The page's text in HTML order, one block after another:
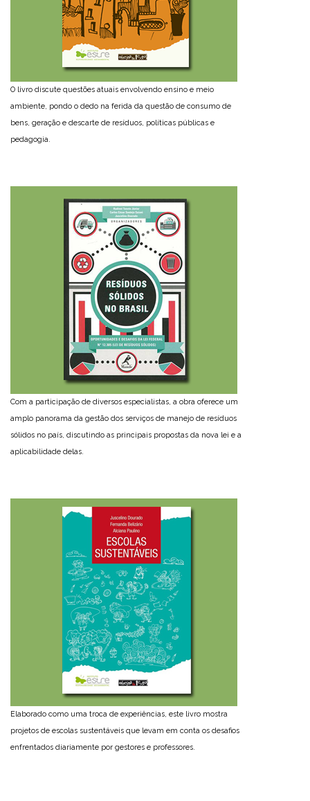
O livro discute questões atuais envolvendo ensino e meio
ambiente, pondo o dedo na ferida da questão de consumo de
bens, geração e descarte de resíduos, políticas públicas e
pedagogia.
Com a participação de diversos especialistas, a obra oferece um
amplo panorama da gestão dos serviços de manejo de resíduos
sólidos no país, discutindo as principais propostas da nova lei e a
aplicabilidade delas.
Elaborado como uma troca de experiências, este livro mostra
projetos de escolas sustentáveis que levam em conta os desafios
enfrentados diariamente por gestores e professores.